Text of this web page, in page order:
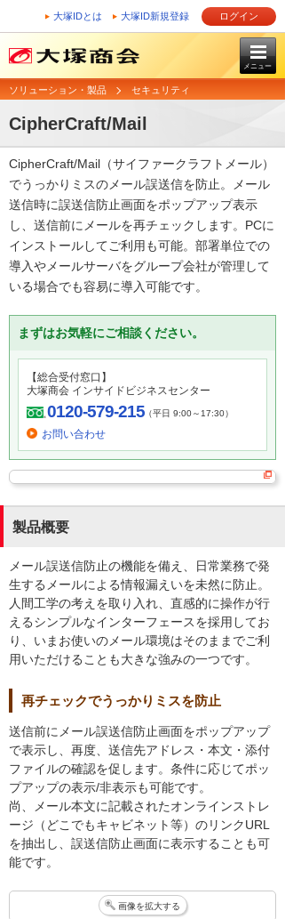
大塚IDとは 大塚ID新規登録 ログイン
メニュー
ソリューション・製品 セキュリティ
CipherCraft/Mail
CipherCraft/Mail（サイファークラフトメール）
でうっかりミスのメール誤送信を防止。メール
送信時に誤送信防止画面をポップアップ表示
し、送信前にメールを再チェックします。PCに
インストールしてご利用も可能。部署単位での
導入やメールサーバをグループ会社が管理して
いる場合でも容易に導入可能です。
まずはお気軽にご相談ください。
【総合受付窓口】
大塚商会 インサイドビジネスセンター
0120-579-215（平日 9:00～17:30）
お問い合わせ
製品概要
メール誤送信防止の機能を備え、日常業務で発
生するメールによる情報漏えいを未然に防止。
人間工学の考えを取り入れ、直感的に操作が行
えるシンプルなインターフェースを採用してお
り、いまお使いのメール環境はそのままでご利
用いただけることも大きな強みの一つです。
再チェックでうっかりミスを防止
送信前にメール誤送信防止画面をポップアップ
で表示し、再度、送信先アドレス・本文・添付
ファイルの確認を促します。条件に応じてポッ
プアップの表示/非表示も可能です。
尚、メール本文に記載されたオンラインストレ
ージ（どこでもキャビネット等）のリンクURL
を抽出し、誤送信防止画面に表示することも可
能です。
画像を拡大する